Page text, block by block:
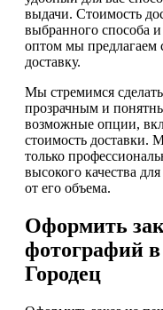
выдачи. Стоимость
выбранного способа и
оптом мы предлагаем
доставку.
Мы стремимся
прозрачным и
возможные опции,
стоимость доставки.
только
высокого качества
от его объема.
Оформить
фотографий в
Городец